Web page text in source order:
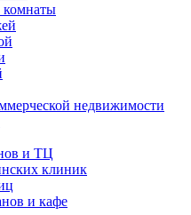
комнаты
недвижимости
и ТЦ
клиник
и кафе